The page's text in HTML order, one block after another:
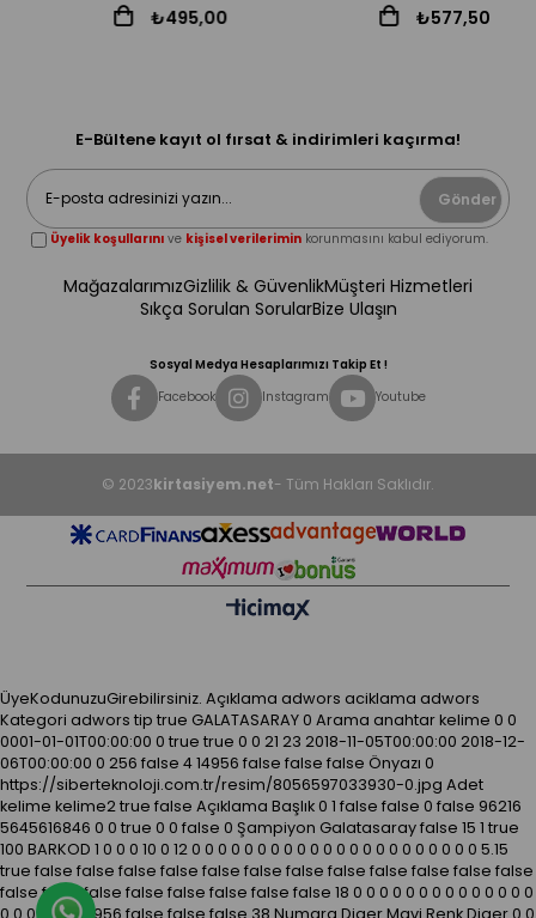
E-Bültene kayıt ol fırsat & indirimleri kaçırma!
Gönder
Üyelik koşullarını ve kişisel verilerimin korunmasını kabul ediyorum.
MağazalarımızGizlilik & GüvenlikMüşteri Hizmetleri
Sıkça Sorulan SorularBize Ulaşın
Sosyal Medya Hesaplarımızı Takip Et !
Facebook
Instagram Youtube
© 2023kirtasiyem.net- Tüm Hakları Saklıdır.
Whatsapp Destek Hattı
ÜyeKodunuzuGirebilirsiniz. Açıklama adwors aciklama adwors
Kategori adwors tip true GALATASARAY0 Arama anahtar kelime 0 0
0001-01-01T00:00:00 0 true true 0 0 21 23 2018-11-05T00:00:00 2018-12-
06T00:00:00 0 256 false 414956 false false false Önyazı 0
https://siberteknoloji.com.tr/resim/8056597033930-0.jpg Adet
kelime kelime2true false Açıklama Başlık0 1 false false 0 false 96216
5645616846 0 0 true 0 0 false 0 Şampiyon Galatasarayfalse 15 1 true
100 BARKOD 1 0 0 0 10 0 120 0 0 0 0 0 0 0 0 0 0 0 0 0 0 0 0 0 0 0 0 0 5.15
true false false false false false false false false false false false false
false falsefalse false false false false false 18 0 0 0 0 0 0 0 0 0 0 0 0 0 0
0 0 0 0014956 false false false 38 Numara DigerMavi RenkDiger0 0